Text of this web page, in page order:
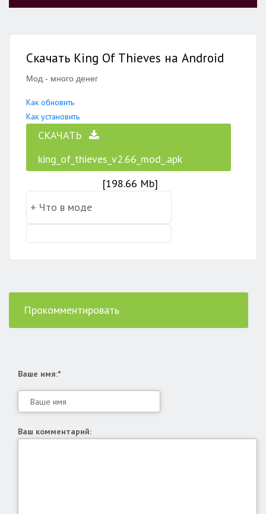
Скачать King Of Thieves на Android
Мод - много денег
Как обновить
Как установить
СКАЧАТЬ
king_of_thieves_v2.66_mod_.apk
[198.66 Mb]
Прокомментировать
Ваше имя:*
Ваш комментарий: